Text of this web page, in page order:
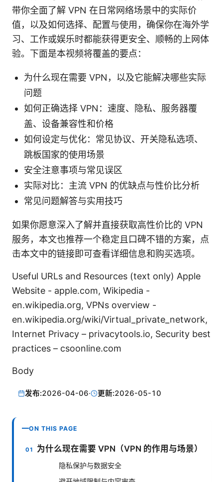
带你全面了解 VPN 在日常网络场景中的实际价
值，以及如何选择、配置与使用，确保你在海外学
习、工作或娱乐时都能获得更安全、顺畅的上网体
验。下面是本视频将覆盖的要点：
为什么现在需要 VPN，以及它能解决哪些实际
问题
如何正确选择 VPN：速度、隐私、服务器覆
盖、设备兼容性和价格
如何设定与优化：常见协议、开关隐私选项、
跳板国家的使用场景
安全注意事项与常见误区
实际对比：主流 VPN 的优缺点与性价比分析
常见问题解答与实用技巧
如果你愿意深入了解并直接获取高性价比的 VPN
服务，本文也推荐一个稳定且口碑不错的方案，点
击本文中的链接即可查看详细信息和购买选项。
Useful URLs and Resources (text only) Apple
Website - apple.com, Wikipedia -
en.wikipedia.org, VPNs overview -
en.wikipedia.org/wiki/Virtual_private_network,
Internet Privacy – privacytools.io, Security best
practices – csoonline.com
Body
发布:2026-04-06· 更新:2026-05-10
ON THIS PAGE
为什么现在需要 VPN（VPN 的作用与场景）
隐私保护与数据安全